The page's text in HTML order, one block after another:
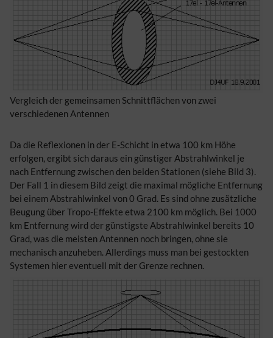
Vergleich der gemeinsamen Schnittflächen von zwei
verschiedenen Antennen
Da die Reflexionen in der E-Schicht in etwa 100 km Höhe
erfolgen, ergibt sich daraus ein günstiger Abstrahlwinkel je
nach Entfernung zwischen den beiden Stationen (siehe Bild 3).
Der Fall 1 in diesem Bild zeigt die maximal mögliche Entfernung
bei einem Abstrahlwinkel von 0 Grad. Es sind ohne zusätzliche
Beugung über Tropo-Effekte etwa 2100 km möglich. Bei 1000
km Entfernung wird der günstigste Abstrahlwinkel bereits 10
Grad, was die meisten Antennen noch bringen, ohne sie
mechanisch anzuheben. Allerdings muss man bei gestockten
Systemen hier eventuell mit der Grenze rechnen.